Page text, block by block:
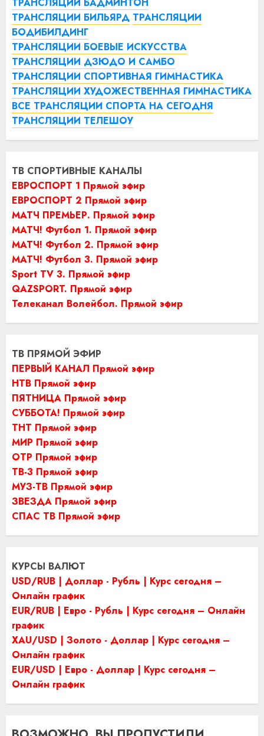
ТРАНСЛЯЦИИ БИЛЬЯРД ТРАНСЛЯЦИИ
БОДИБИЛДИНГ
ТРАНСЛЯЦИИ БОЕВЫЕ ИСКУССТВА
ТРАНСЛЯЦИИ ДЗЮДО И САМБО
ТРАНСЛЯЦИИ СПОРТИВНАЯ ГИМНАСТИКА
ТРАНСЛЯЦИИ ХУДОЖЕСТВЕННАЯ ГИМНАСТИКА
ВСЕ ТРАНСЛЯЦИИ СПОРТА НА СЕГОДНЯ
ТРАНСЛЯЦИИ ТЕЛЕШОУ
ТВ СПОРТИВНЫЕ КАНАЛЫ
ЕВРОСПОРТ 1 Прямой эфир
ЕВРОСПОРТ 2 Прямой эфир
МАТЧ ПРЕМЬЕР. Прямой эфир
МАТЧ! Футбол 1. Прямой эфир
МАТЧ! Футбол 2. Прямой эфир
МАТЧ! Футбол 3. Прямой эфир
Sport TV 3. Прямой эфир
QAZSPORT. Прямой эфир
Телеканал Волейбол. Прямой эфир
ТВ ПРЯМОЙ ЭФИР
ПЕРВЫЙ КАНАЛ Прямой эфир
НТВ Прямой эфир
ПЯТНИЦА Прямой эфир
СУББОТА! Прямой эфир
ТНТ Прямой эфир
МИР Прямой эфир
ОТР Прямой эфир
ТВ-3 Прямой эфир
МУЗ-ТВ Прямой эфир
ЗВЕЗДА Прямой эфир
СПАС ТВ Прямой эфир
КУРСЫ ВАЛЮТ
USD/RUB | Доллар - Рубль | Курс сегодня –
Онлайн график
EUR/RUB | Евро - Рубль | Курс сегодня – Онлайн
график
XAU/USD | Золото - Доллар | Курс сегодня –
Онлайн график
EUR/USD | Евро - Доллар | Курс сегодня –
Онлайн график